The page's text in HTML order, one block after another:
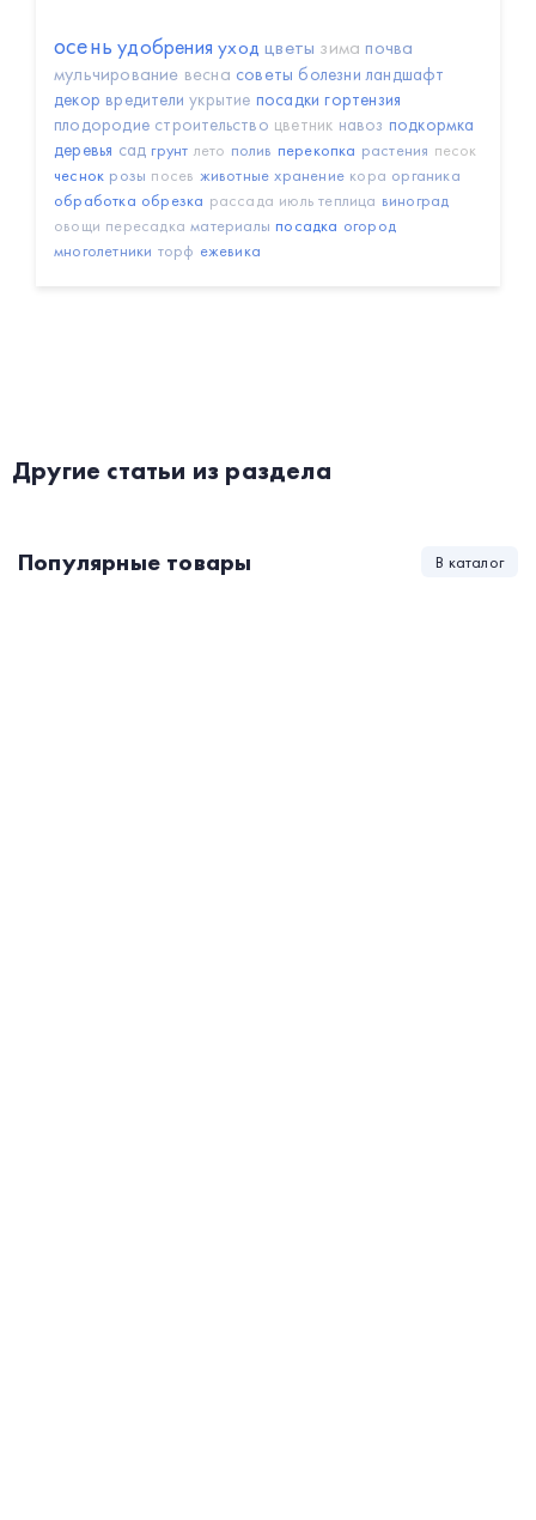
осень удобрения уход цветы зима почва
мульчирование весна советы болезни ландшафт
декор вредители укрытие посадки гортензия
плодородие строительство цветник навоз подкормка
деревья сад грунт лето полив перекопка растения песок
чеснок розы посев животные хранение кора органика
обработка обрезка рассада июль теплица виноград
овощи пересадка материалы посадка огород
многолетники торф ежевика
Другие статьи из раздела
Популярные товары В каталог